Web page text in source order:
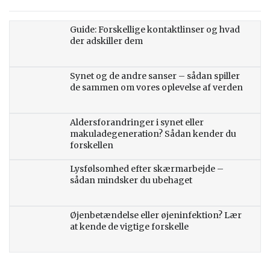
Guide: Forskellige kontaktlinser og hvad
der adskiller dem
Synet og de andre sanser – sådan spiller
de sammen om vores oplevelse af verden
Aldersforandringer i synet eller
makuladegeneration? Sådan kender du
forskellen
Lysfølsomhed efter skærmarbejde –
sådan mindsker du ubehaget
Øjenbetændelse eller øjeninfektion? Lær
at kende de vigtige forskelle